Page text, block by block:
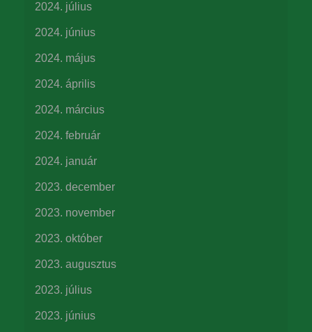
2024. július
2024. június
2024. május
2024. április
2024. március
2024. február
2024. január
2023. december
2023. november
2023. október
2023. augusztus
2023. július
2023. június